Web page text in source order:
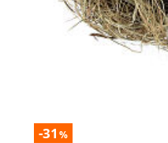
-31 %